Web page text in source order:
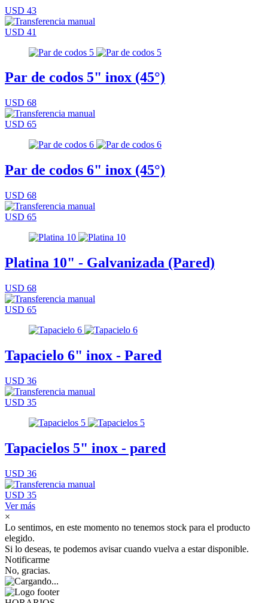
USD 43
USD 41
Par de codos 5" inox (45°)
USD 68
USD 65
Par de codos 6" inox (45°)
USD 68
USD 65
Platina 10" - Galvanizada (Pared)
USD 68
USD 65
Tapacielo 6" inox - Pared
USD 36
USD 35
Tapacielos 5" inox - pared
USD 36
USD 35
Ver más
×
Lo sentimos, en este momento no tenemos stock para el producto
elegido.
Si lo deseas, te podemos avisar cuando vuelva a estar disponible.
Notificarme
No, gracias.